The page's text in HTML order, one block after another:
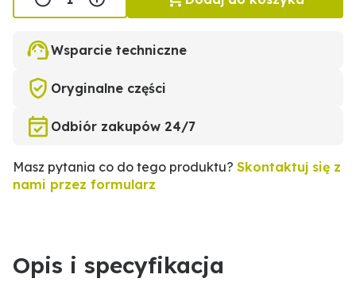
Wsparcie techniczne
Oryginalne części
Odbiór zakupów 24/7
Masz pytania co do tego produktu? Skontaktuj się z
nami przez formularz
Opis i specyfikacja